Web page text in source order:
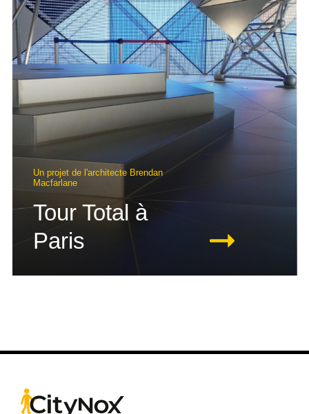
Un projet de l'architecte Brendan
Macfarlane
Tour Total à
Paris